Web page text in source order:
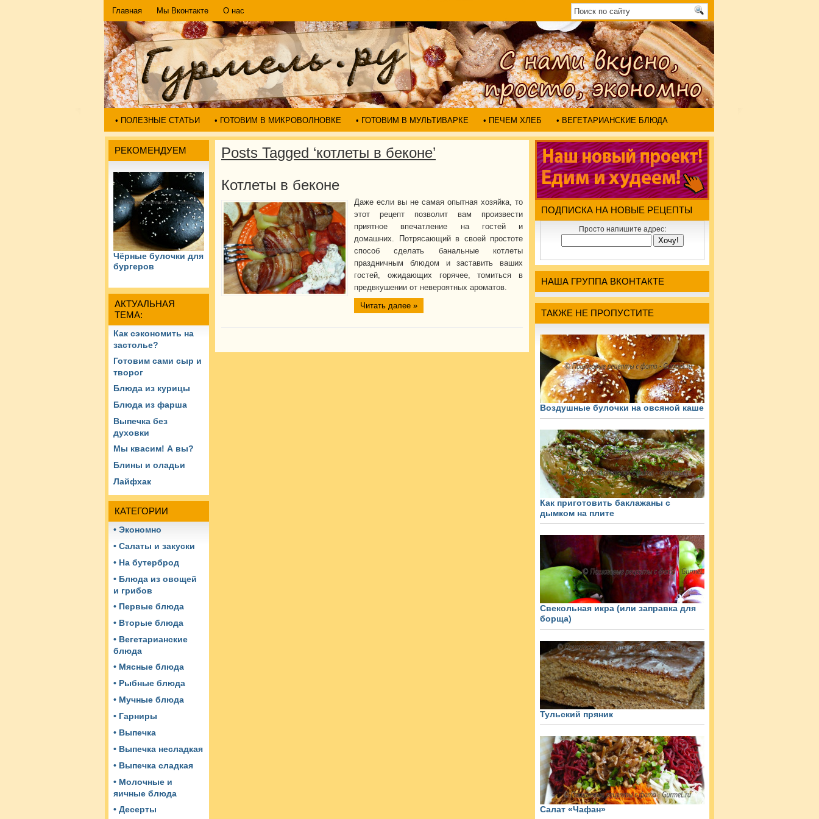
Главная Мы Вконтакте О нас
• ПОЛЕЗНЫЕ СТАТЬИ • ГОТОВИМ В МИКРОВОЛНОВКЕ • ГОТОВИМ В МУЛЬТИВАРКЕ • ПЕЧЕМ ХЛЕБ • ВЕГЕТАРИАНСКИЕ БЛЮДА
РЕКОМЕНДУЕМ
Чёрные булочки для
бургеров
АКТУАЛЬНАЯ
ТЕМА:
Как сэкономить на
застолье?
Готовим сами сыр и
творог
Блюда из курицы
Блюда из фарша
Выпечка без
духовки
Мы квасим! А вы?
Блины и оладьи
Лайфхак
КАТЕГОРИИ
• Экономно
• Салаты и закуски
• На бутерброд
• Блюда из овощей
и грибов
• Первые блюда
• Вторые блюда
• Вегетарианские
блюда
• Мясные блюда
• Рыбные блюда
• Мучные блюда
• Гарниры
• Выпечка
• Выпечка несладкая
• Выпечка сладкая
• Молочные и
яичные блюда
• Десерты
Posts Tagged ‘котлеты в беконе’
Котлеты в беконе
Даже если вы не самая опытная хозяйка, то
этот рецепт позволит вам произвести
приятное впечатление на гостей и
домашних. Потрясающий в своей простоте
способ сделать банальные котлеты
праздничным блюдом и заставить ваших
гостей, ожидающих горячее, томиться в
предвкушении от невероятных ароматов.
Читать далее »
ПОДПИСКА НА НОВЫЕ РЕЦЕПТЫ
Просто напишите адрес:
НАША ГРУППА ВКОНТАКТЕ
ТАКЖЕ НЕ ПРОПУСТИТЕ
Воздушные булочки на овсяной каше
Как приготовить баклажаны с
дымком на плите
Свекольная икра (или заправка для
борща)
Тульский пряник
Салат «Чафан»